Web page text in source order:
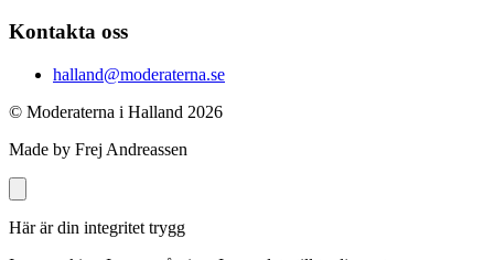
Kontakta oss
halland@moderaterna.se
© Moderaterna i Halland 2026
Made by Frej Andreassen
Här är din integritet trygg